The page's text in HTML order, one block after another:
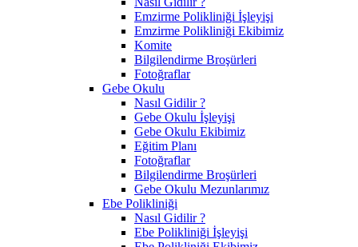
Emzirme Polikliniği İşleyişi
Emzirme Polikliniği Ekibimiz
Komite
Bilgilendirme Broşürleri
Fotoğraflar
Gebe Okulu
Nasıl Gidilir ?
Gebe Okulu İşleyişi
Gebe Okulu Ekibimiz
Eğitim Planı
Fotoğraflar
Bilgilendirme Broşürleri
Gebe Okulu Mezunlarımız
Ebe Polikliniği
Nasıl Gidilir ?
Ebe Polikliniği İşleyişi